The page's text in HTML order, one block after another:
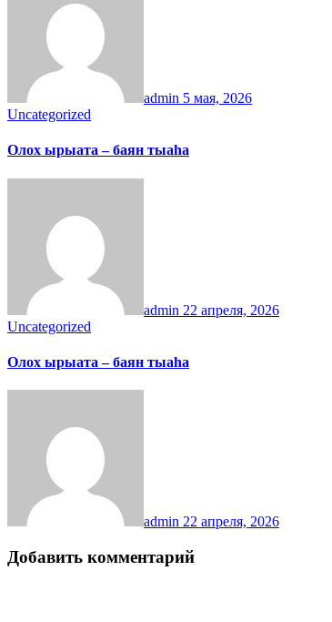
admin 5 мая, 2026
Uncategorized
Олох ырыата – баян тыаһа
admin 22 апреля, 2026
Uncategorized
Олох ырыата – баян тыаһа
admin 22 апреля, 2026
Добавить комментарий